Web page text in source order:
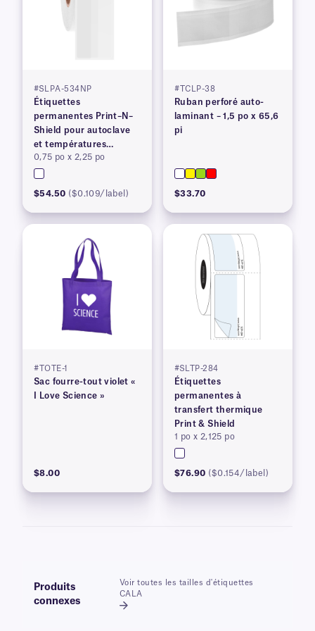
#SLPA-534NP
Étiquettes
permanentes Print–N–
Shield pour autoclave
et températures
élevées
0,75 po x 2,25 po
$54.50 ($0.109/label)
#TCLP-38
Ruban perforé auto-
laminant – 1,5 po x 65,6
pi
$33.70
#TOTE-1
Sac fourre-tout violet «
I Love Science »
$8.00
#SLTP-284
Étiquettes
permanentes à
transfert thermique
Print & Shield
1 po x 2,125 po
$76.90 ($0.154/label)
Produits
connexes
Voir toutes les tailles d'étiquettes
CALA